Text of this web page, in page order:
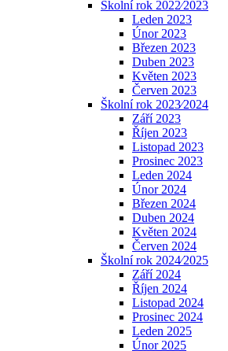
Školní rok 2022⁄2023
Leden 2023
Únor 2023
Březen 2023
Duben 2023
Květen 2023
Červen 2023
Školní rok 2023⁄2024
Září 2023
Říjen 2023
Listopad 2023
Prosinec 2023
Leden 2024
Únor 2024
Březen 2024
Duben 2024
Květen 2024
Červen 2024
Školní rok 2024⁄2025
Září 2024
Říjen 2024
Listopad 2024
Prosinec 2024
Leden 2025
Únor 2025